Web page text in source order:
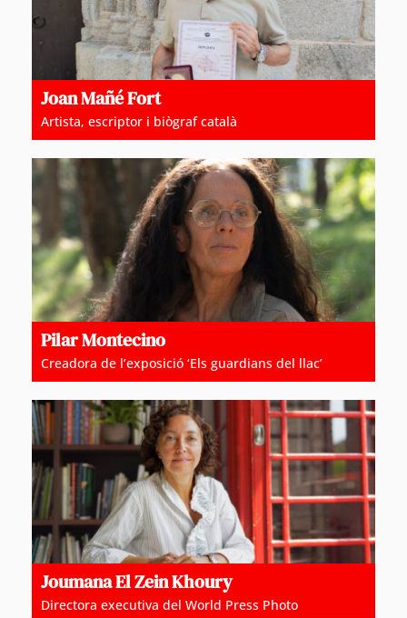
Joan Mañé Fort
Artista, escriptor i biògraf català
Pilar Montecino
Creadora de l’exposició ‘Els guardians del llac’
Joumana El Zein Khoury
Directora executiva del World Press Photo